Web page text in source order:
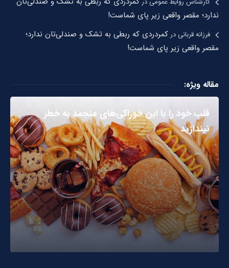
ندارد؛ مقصر واقعی زیر پای شماست!
فرزانه قربانیدر کمردردی که ربطی به تشک و صندلی‌تان ندارد؛
مقصر واقعی زیر پای شماست!
مقاله ویژه:
قلب خود را با این خوراکی‌های منجمد به خطر
نیندازید